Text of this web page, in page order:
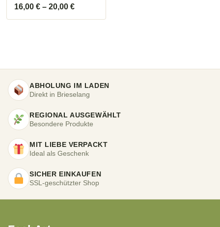
16,00 €– 20,00 €
ABHOLUNG IM LADEN
Direkt in Brieselang
REGIONAL AUSGEWÄHLT
Besondere Produkte
MIT LIEBE VERPACKT
Ideal als Geschenk
SICHER EINKAUFEN
SSL-geschützter Shop